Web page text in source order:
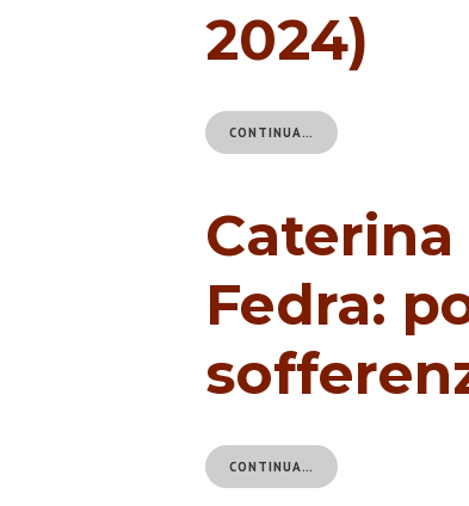
2024)
CONTINUA…
Caterina
Fedra:
CONTINUA…